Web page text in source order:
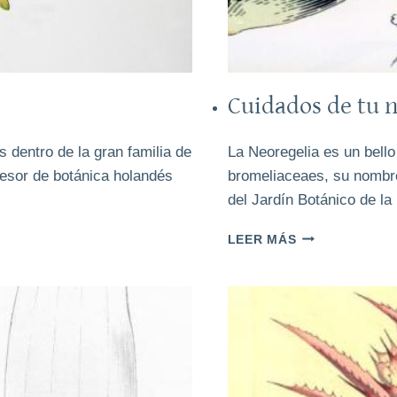
dentro de la gran familia de
de botánica holandés
Cuidados de tu
La Neoregelia es un
bromeliaceaes, su
del Jardín Botánico de
LEER MÁSCUIDADOS
NEOREGELIA